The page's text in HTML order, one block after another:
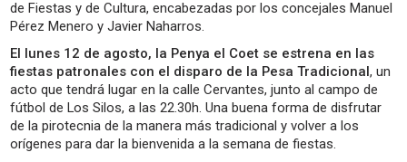
de Fiestas y de Cultura, encabezadas por los concejales Manuel
Pérez Menero y Javier Naharros.
El lunes 12 de agosto, la Penya el Coet se estrena en las
fiestas patronales con el disparo de la Pesa Tradicional, un
acto que tendrá lugar en la calle Cervantes, junto al campo de
fútbol de Los Silos, a las 22.30h. Una buena forma de disfrutar
de la pirotecnia de la manera más tradicional y volver a los
orígenes para dar la bienvenida a la semana de fiestas.